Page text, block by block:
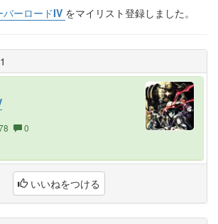
バーロードIV をマイリスト登録しました。
0
いいねをつける